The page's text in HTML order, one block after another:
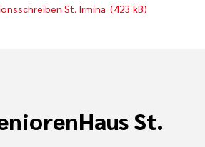
St. Irmina (423 kB)
St.